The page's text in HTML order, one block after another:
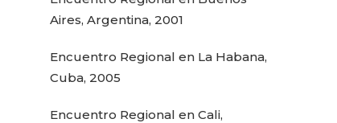
Aires, Argentina, 2001
Encuentro Regional en La Habana,
Cuba, 2005
Encuentro Regional en Cali,